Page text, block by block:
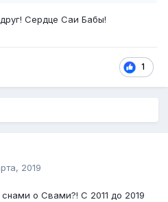
Сердце Саи Бабы!
1
2019
о Свами?! С 2011 до 2019